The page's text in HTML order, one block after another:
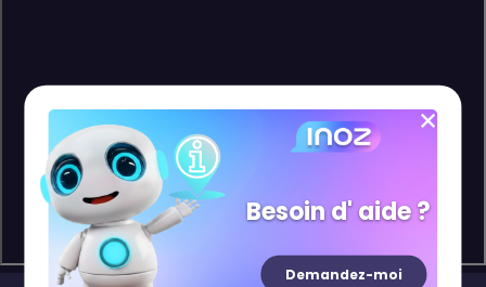
Besoin d' aide ?
Demandez-moi